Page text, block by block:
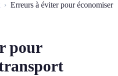
Erreurs à éviter pour économiser
pour